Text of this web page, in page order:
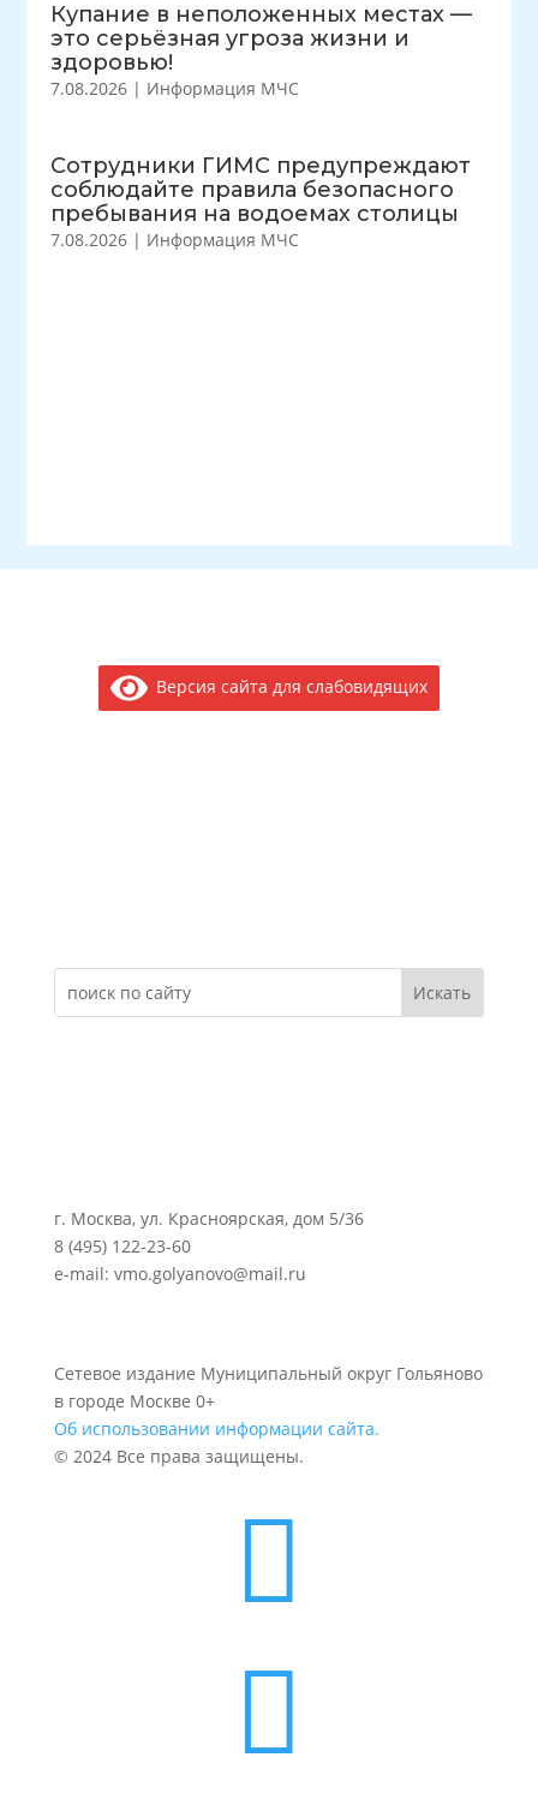
Купание в неположенных местах —
это серьёзная угроза жизни и
здоровью!
7.08.2026 | Информация МЧС
Сотрудники ГИМС предупреждают
соблюдайте правила безопасного
пребывания на водоемах столицы
7.08.2026 | Информация МЧС
Версия сайта для слабовидящих
г. Москва, ул. Красноярская, дом 5/36
8 (495) 122-23-60
e-mail: vmo.golyanovo@mail.ru
Сетевое издание Муниципальный округ Гольяново
в городе Москве 0+
Об использовании информации сайта.
© 2024 Все права защищены.

